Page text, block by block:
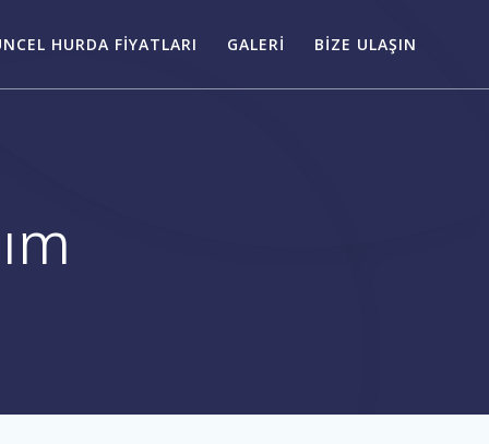
HURDA FIYATLARI GALERI BIZE ULAŞIN